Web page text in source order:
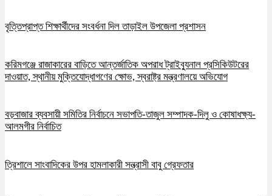
বৃত্তিপ্রাপ্ত শিক্ষার্থীদের সংবর্ধনা দিল তাড়াইল উপজেলা প্রশাসন
করিমগঞ্জে রাজাকারের বাড়িতে আন্তর্জাতিক অপরাধ ট্রাইব্যুনাল প্রসিকিউটরের
দাওয়াত, স্থানীয় মুক্তিযোদ্ধাগণের ক্ষোভ, স্বরাষ্ট্র মন্ত্রণালয়ে অভিযোগ
বড়বাজার ব্যবসায়ী সমিতির নির্বাচনে সভাপতি-তাজুল সম্পাদক-দিলু ও কোষাধক্ষ্য-
আলমগীর নির্বাচিত
ত্রিশালে সাংবাদিকের উপর হামলাকারী সন্ত্রাসী বাবু গ্রেফতার